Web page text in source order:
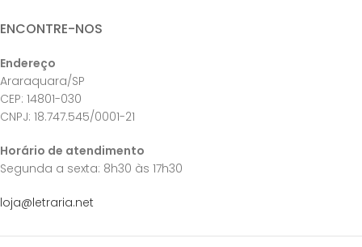
ENCONTRE-NOS
Endereço
Araraquara/SP
CEP: 14801-030
CNPJ: 18.747.545/0001-21
Horário de atendimento
Segunda a sexta: 8h30 às 17h30
loja@letraria.net